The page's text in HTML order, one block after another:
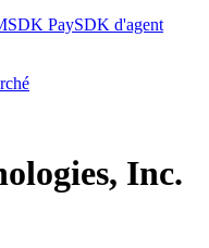
SDK PaySDK d'agent
Inc.